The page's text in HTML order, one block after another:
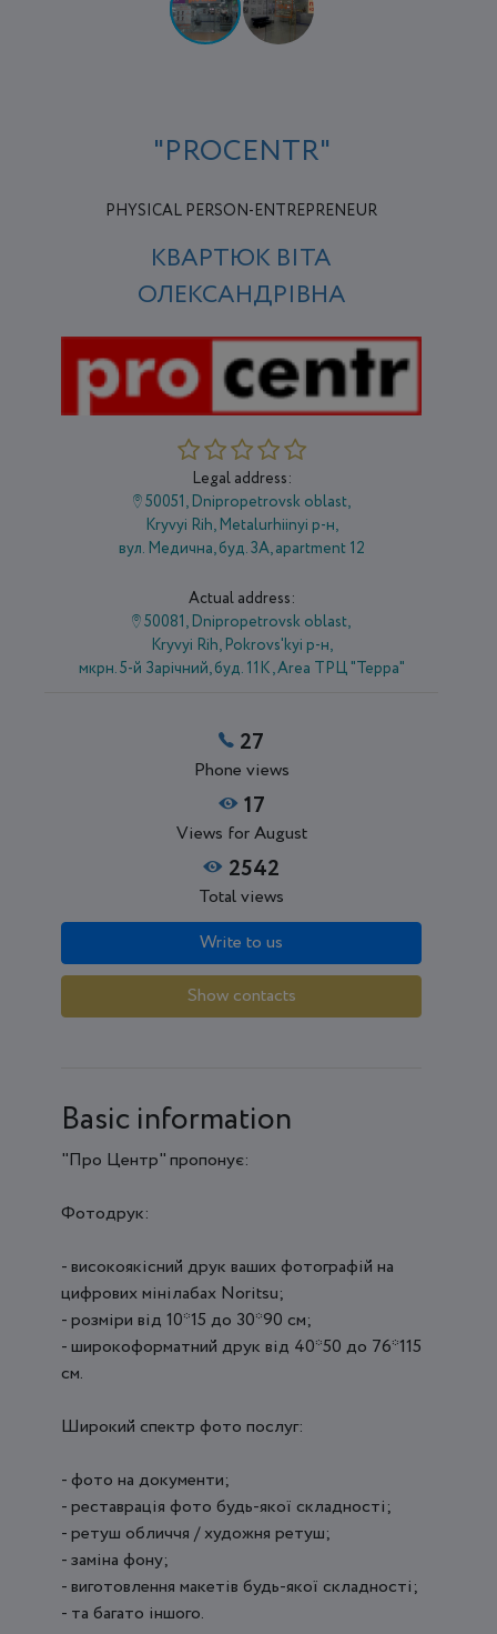
"PROCENTR"
PHYSICAL PERSON-ENTREPRENEUR
КВАРТЮК ВІТА
ОЛЕКСАНДРІВНА
Legal address:
50051, Dnipropetrovsk oblast,
Kryvyi Rih, Metalurhiinyi р-н,
вул. Медична, буд. 3А, apartment 12
Actual address:
50081, Dnipropetrovsk oblast,
Kryvyi Rih, Pokrovs'kyi р-н,
мкрн. 5-й Зарічний, буд. 11К , Area ТРЦ "Терра"
27
Phone views
17
Views for August
2542
Total views
Write to us
Show contacts
Basic information
"Про Центр" пропонує:
Фотодрук:
- високоякісний друк ваших фотографій на
цифрових мінілабах Noritsu;
- розміри від 10*15 до 30*90 см;
- широкоформатний друк від 40*50 до 76*115
см.
Широкий спектр фото послуг:
- фото на документи;
- реставрація фото будь-якої складності;
- ретуш обличчя / художня ретуш;
- заміна фону;
- виготовлення макетів будь-якої складності;
- та багато іншого.